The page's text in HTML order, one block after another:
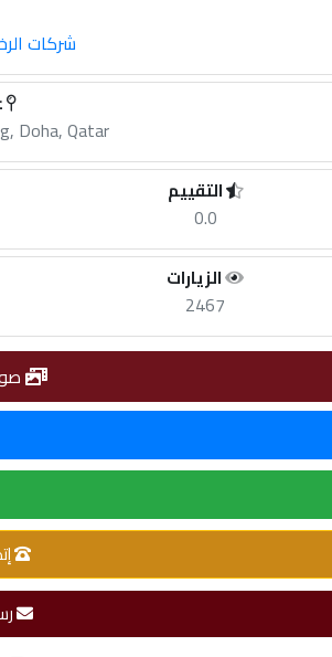
شركات
Doha, Qatar
التقييم
0.0
الزيارات
2467